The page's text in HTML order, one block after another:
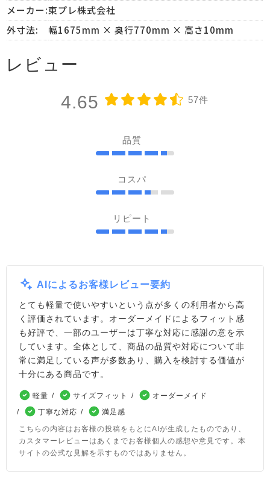
メーカー:東プレ株式会社
外寸法:
幅1675mm × 奥行770mm × 高さ10mm
レビュー
4.65 57件
品質
コスパ
リピート
AIによるお客様レビュー要約
とても軽量で使いやすいという点が多くの利用者から高
く評価されています。オーダーメイドによるフィット感
も好評で、一部のユーザーは丁寧な対応に感謝の意を示
しています。全体として、商品の品質や対応について非
常に満足している声が多数あり、購入を検討する価値が
十分にある商品です。
軽量 サイズフィット
オーダーメイド
丁寧な対応
満足感
こちらの内容はお客様の投稿をもとにAIが生成したものであり、
カスタマーレビューはあくまでお客様個人の感想や意見です。本
サイトの公式な見解を示すものではありません。